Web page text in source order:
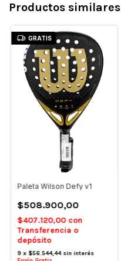
Productos similares
GRATIS
Paleta Wilson Defy v1
$508.900,00
$407.120,00 con
Transferencia o
depósito
9 x $56.544,44 sin interés